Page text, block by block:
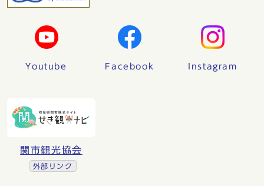
Youtube Facebook Instagram
関市観光協会
外部リンク